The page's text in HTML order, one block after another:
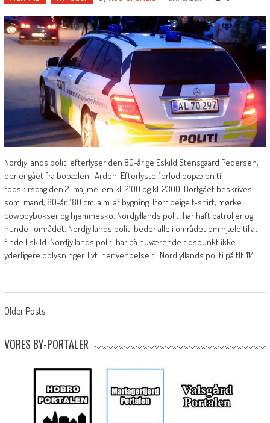
Nordjyllands politi efterlyser den 80-årige Eskild Stensgaard Pedersen,
der er gået fra bopælen i Arden. Efterlyste forlod bopælen til
fods tirsdag den 2. maj mellem kl. 2100 og kl. 2300. Bortgået beskrives
som: mand, 80-år, 180 cm, alm. af bygning. Iført beige t-shirt, mørke
cowboybukser og hjemmesko. Nordjyllands politi har haft patruljer og
hunde i området. Nordjyllands politi beder alle i området om hjælp til at
finde Eskild. Nordjyllands politi har på nuværende tidspunkt ikke
yderligere oplysninger. Evt. henvendelse til Nordjyllands politi på tlf. 114.
Posts
navigation
Older Posts
VORES BY-PORTALER